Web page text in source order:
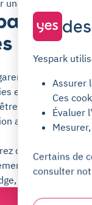
une longue durée
régulièrement
et être sûr
envisagée.
au mois.
de quelques
résiliable à
un support
Yespark
Assurer
Ces
Évaluer
Certains de
consulter